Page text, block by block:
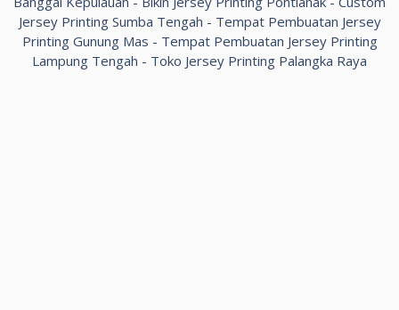
Jersey Printing Sumba Tengah - Tempat Pembuatan Jersey
Printing Gunung Mas - Tempat Pembuatan Jersey Printing
Lampung Tengah - Toko Jersey Printing Palangka Raya